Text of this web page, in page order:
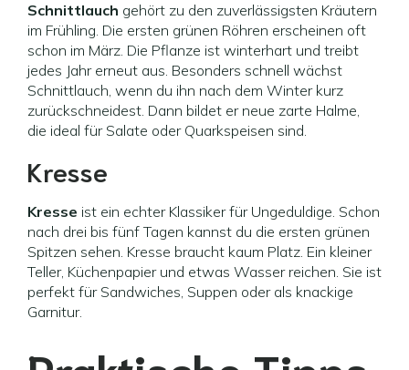
Schnittlauch gehört zu den zuverlässigsten Kräutern
im Frühling. Die ersten grünen Röhren erscheinen oft
schon im März. Die Pflanze ist winterhart und treibt
jedes Jahr erneut aus. Besonders schnell wächst
Schnittlauch, wenn du ihn nach dem Winter kurz
zurückschneidest. Dann bildet er neue zarte Halme,
die ideal für Salate oder Quarkspeisen sind.
Kresse
Kresse ist ein echter Klassiker für Ungeduldige. Schon
nach drei bis fünf Tagen kannst du die ersten grünen
Spitzen sehen. Kresse braucht kaum Platz. Ein kleiner
Teller, Küchenpapier und etwas Wasser reichen. Sie ist
perfekt für Sandwiches, Suppen oder als knackige
Garnitur.